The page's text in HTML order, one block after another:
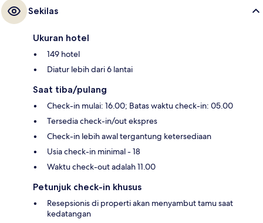
Sekilas
Ukuran hotel
149 hotel
Diatur lebih dari 6 lantai
Saat tiba/pulang
Check-in mulai: 16.00; Batas waktu check-in: 05.00
Tersedia check-in/out ekspres
Check-in lebih awal tergantung ketersediaan
Usia check-in minimal - 18
Waktu check-out adalah 11.00
Petunjuk check-in khusus
Resepsionis di properti akan menyambut tamu saat
kedatangan